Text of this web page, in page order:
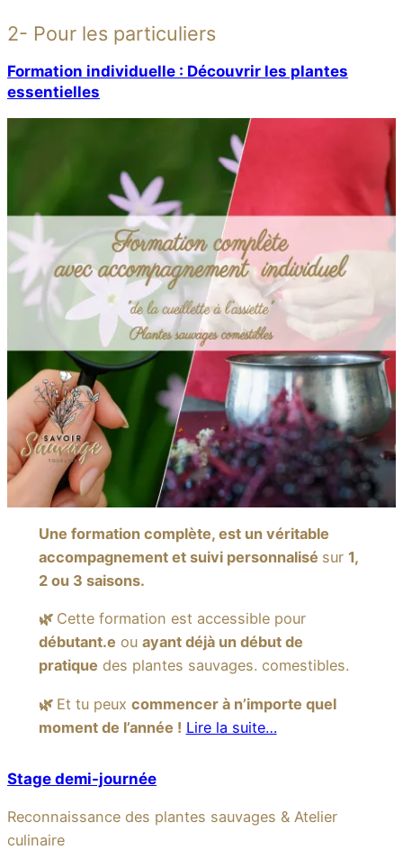
2- Pour les particuliers
Formation individuelle : Découvrir les plantes
essentielles
Une formation complète, est un véritable
accompagnement et suivi personnalisé sur 1,
2 ou 3 saisons.
🌿 Cette formation est accessible pour
débutant.e ou ayant déjà un début de
pratique des plantes sauvages. comestibles.
🌿 Et tu peux commencer à n’importe quel
moment de l’année ! Lire la suite…
Stage demi-journée
Reconnaissance des plantes sauvages & Atelier
culinaire